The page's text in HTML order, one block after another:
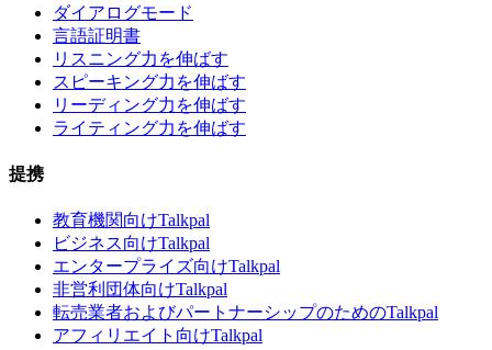
ダイアログモード
言語証明書
リスニング力を伸ばす
スピーキング力を伸ばす
リーディング力を伸ばす
ライティング力を伸ばす
提携
教育機関向けTalkpal
ビジネス向けTalkpal
エンタープライズ向けTalkpal
非営利団体向けTalkpal
転売業者およびパートナーシップのためのTalkpal
アフィリエイト向けTalkpal